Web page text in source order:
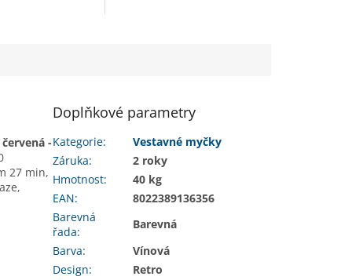
červená -
27 min,
Doplňkové parametry
Kategorie:
Vestavné myčky
Záruka:
2 roky
Hmotnost:
40 kg
EAN:
8022389136356
Barevná
řada:
Barevná
Barva:
Vínová
Design:
Retro